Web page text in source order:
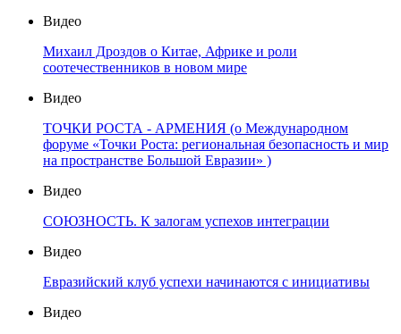
Видео
Михаил Дроздов о Китае, Африке и роли
соотечественников в новом мире
Видео
ТОЧКИ РОСТА - АРМЕНИЯ (о Международном
форуме «Точки Роста: региональная безопасность и мир
на пространстве Большой Евразии» )
Видео
СОЮЗНОСТЬ. К залогам успехов интеграции
Видео
Евразийский клуб успехи начинаются с инициативы
Видео